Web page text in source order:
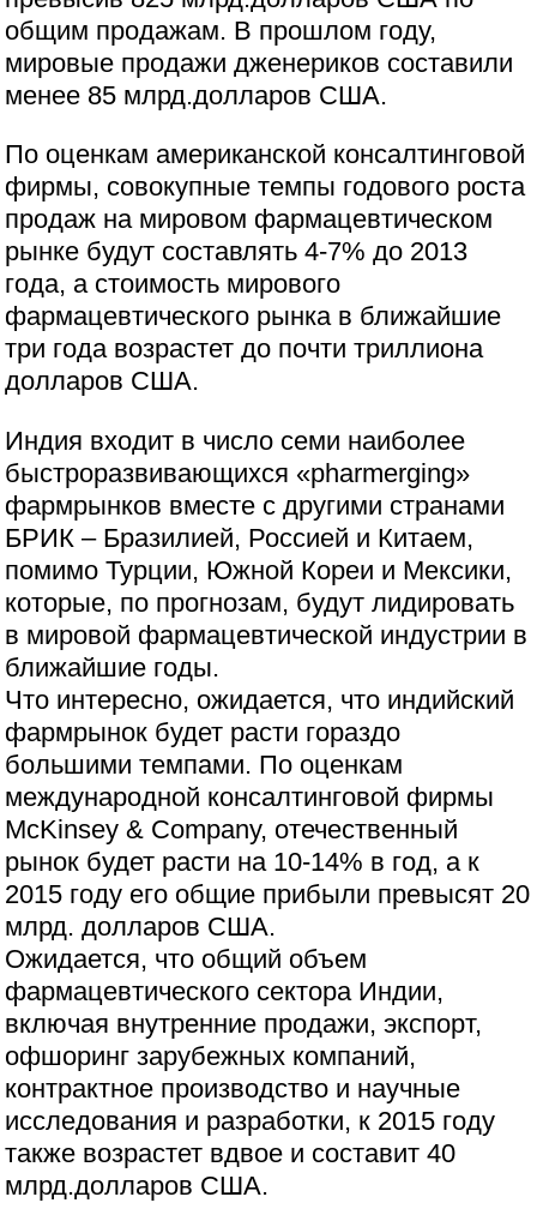
общим продажам. В прошлом году,
мировые продажи дженериков составили
менее 85 млрд.долларов США.
По оценкам американской консалтинговой
фирмы, совокупные темпы годового роста
продаж на мировом фармацевтическом
рынке будут составлять 4-7% до 2013
года, а стоимость мирового
фармацевтического рынка в ближайшие
три года возрастет до почти триллиона
долларов США.
Индия входит в число семи наиболее
быстроразвивающихся «pharmerging»
фармрынков вместе с другими странами
БРИК – Бразилией, Россией и Китаем,
помимо Турции, Южной Кореи и Мексики,
которые, по прогнозам, будут лидировать
в мировой фармацевтической индустрии в
ближайшие годы.
Что интересно, ожидается, что индийский
фармрынок будет расти гораздо
большими темпами. По оценкам
международной консалтинговой фирмы
McKinsey & Company, отечественный
рынок будет расти на 10-14% в год, а к
2015 году его общие прибыли превысят 20
млрд. долларов США.
Ожидается, что общий объем
фармацевтического сектора Индии,
включая внутренние продажи, экспорт,
офшоринг зарубежных компаний,
контрактное производство и научные
исследования и разработки, к 2015 году
также возрастет вдвое и составит 40
млрд.долларов США.